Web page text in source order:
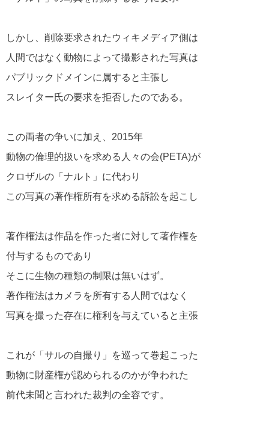
しかし、削除要求されたウィキメディア側は
人間ではなく動物によって撮影された写真は
パブリックドメインに属すると主張し
スレイター氏の要求を拒否したのである。
この両者の争いに加え、2015年
動物の倫理的扱いを求める人々の会(PETA)が
クロザルの「ナルト」に代わり
この写真の著作権所有を求める訴訟を起こし
著作権法は作品を作った者に対して著作権を
付与するものであり
そこに生物の種類の制限は無いはず。
著作権法はカメラを所有する人間ではなく
写真を撮った存在に権利を与えていると主張
これが「サルの自撮り」を巡って巻起こった
動物に財産権が認められるのかが争われた
前代未聞と言われた裁判の全容です。